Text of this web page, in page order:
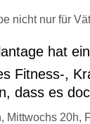
hat
Fitness-,
dass es
Mittwochs 20h,